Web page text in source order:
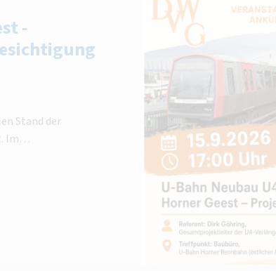
-
Stand der
Im…